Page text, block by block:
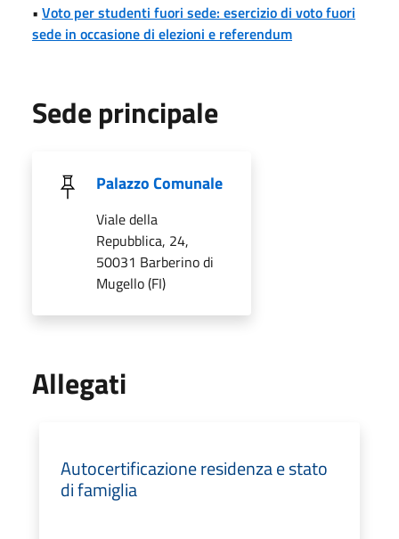
• Voto per studenti fuori sede: esercizio di voto fuori
sede in occasione di elezioni e referendum
Sede principale
Palazzo Comunale
Viale della
Repubblica, 24,
50031 Barberino di
Mugello (FI)
Allegati
Autocertificazione residenza e stato
di famiglia